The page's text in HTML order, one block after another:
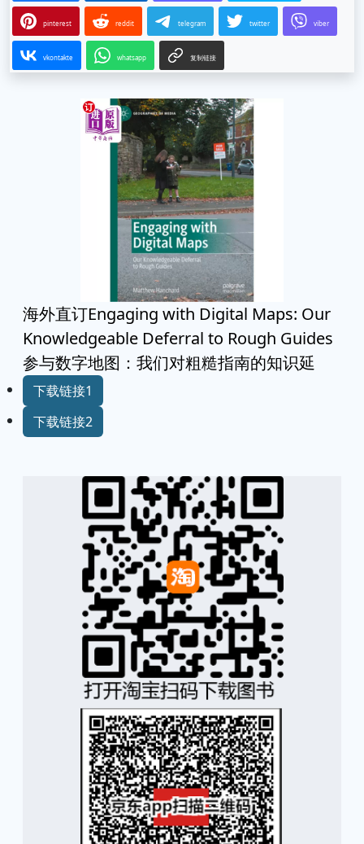
pinterest reddit telegram twitter viber
vkontakte whatsapp 复制链接
海外直订Engaging with Digital Maps: Our
Knowledgeable Deferral to Rough Guides
参与数字地图：我们对粗糙指南的知识延
下载链接1
下载链接2